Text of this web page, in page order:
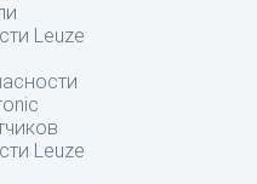
Leuze
Leuze